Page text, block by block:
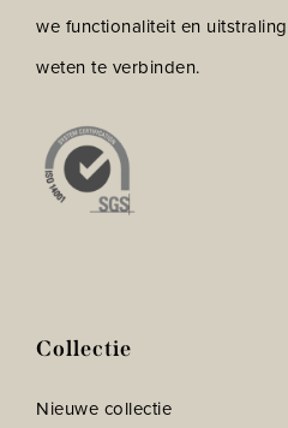
we functionaliteit en
weten te verbinden.
Collectie
Nieuwe collectie